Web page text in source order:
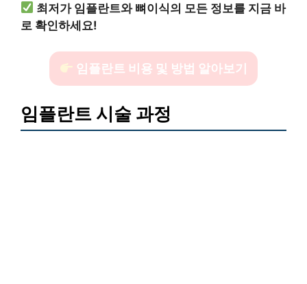
최저가 임플란트와 뼈이식의 모든 정보를 지금 바
로 확인하세요!
임플란트 비용 및 방법 알아보기
임플란트 시술 과정